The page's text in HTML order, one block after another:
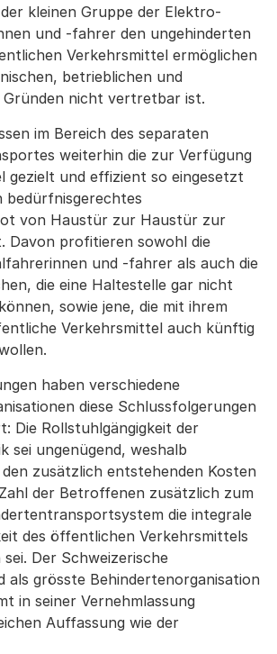
kleinen Gruppe der Elektro-
und -fahrer den ungehinderten
Verkehrsmittel ermöglichen
betrieblichen und
nicht vertretbar ist.
im Bereich des separaten
weiterhin die zur Verfügung
gezielt und effizient so eingesetzt
bedürfnisgerechtes
von Haustür zur Haustür zur
Davon profitieren sowohl die
und -fahrer als auch die
die eine Haltestelle gar nicht
sowie jene, die mit ihrem
Verkehrsmittel auch künftig
haben verschiedene
diese Schlussfolgerungen
Die Rollstuhlgängigkeit der
sei ungenügend, weshalb
zusätzlich entstehenden Kosten
der Betroffenen zusätzlich zum
die integrale
des öffentlichen Verkehrsmittels
Der Schweizerische
als grösste Behindertenorganisation
in seiner Vernehmlassung
Auffassung wie der